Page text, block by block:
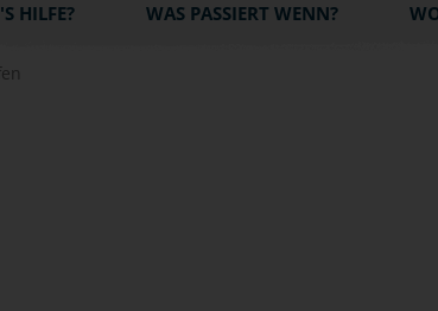
HILFE? WAS PASSIERT WENN?